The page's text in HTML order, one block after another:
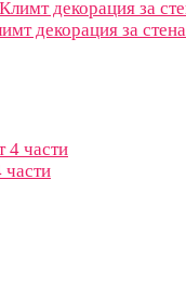
декорация за стена
части